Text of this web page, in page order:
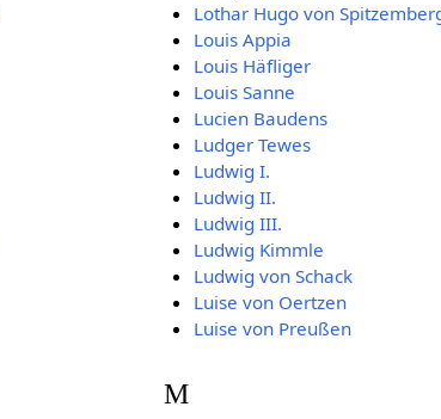
Lothar Hugo von
Louis Appia
Louis Häfliger
Louis Sanne
Lucien Baudens
Ludger Tewes
Ludwig I.
Ludwig II.
Ludwig III.
Ludwig Kimmle
Ludwig von Schack
Luise von Oertzen
Luise von Preußen
M